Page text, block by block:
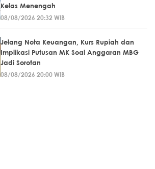
Kelas Menengah
08/08/2026 20:32 WIB
Jelang Nota Keuangan, Kurs Rupiah dan
Implikasi Putusan MK Soal Anggaran MBG
Jadi Sorotan
08/08/2026 20:00 WIB